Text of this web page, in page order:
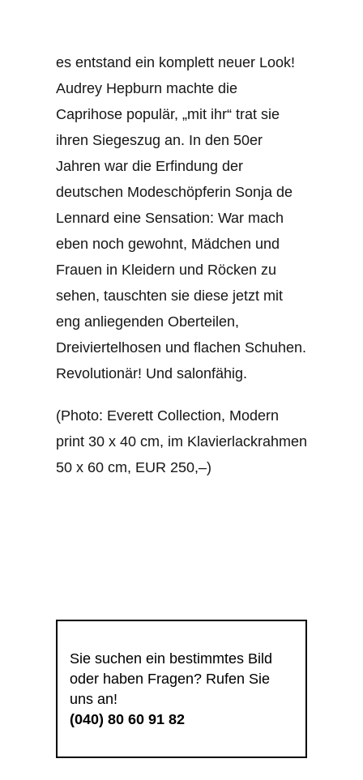
es entstand ein komplett neuer Look!
Audrey Hepburn machte die
Caprihose populär, „mit ihr“ trat sie
ihren Siegeszug an. In den 50er
Jahren war die Erfindung der
deutschen Modeschöpferin Sonja de
Lennard eine Sensation: War mach
eben noch gewohnt, Mädchen und
Frauen in Kleidern und Röcken zu
sehen, tauschten sie diese jetzt mit
eng anliegenden Oberteilen,
Dreiviertelhosen und flachen Schuhen.
Revolutionär! Und salonfähig.
(Photo: Everett Collection, Modern
print 30 x 40 cm, im Klavierlackrahmen
50 x 60 cm, EUR 250,–)
Sie suchen ein bestimmtes Bild
oder haben Fragen? Rufen Sie
uns an!
(040) 80 60 91 82